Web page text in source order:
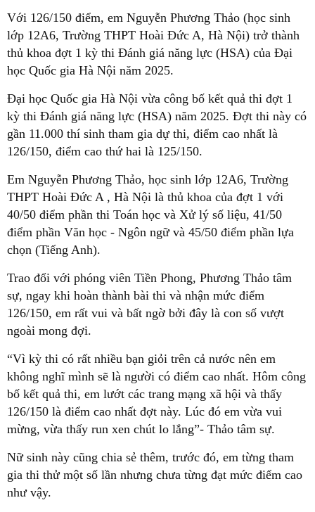
Với 126/150 điểm, em Nguyễn Phương Thảo (học sinh
lớp 12A6, Trường THPT Hoài Đức A, Hà Nội) trở thành
thủ khoa đợt 1 kỳ thi Đánh giá năng lực (HSA) của Đại
học Quốc gia Hà Nội năm 2025.
Đại học Quốc gia Hà Nội vừa công bố kết quả thi đợt 1
kỳ thi Đánh giá năng lực (HSA) năm 2025. Đợt thi này có
gần 11.000 thí sinh tham gia dự thi, điểm cao nhất là
126/150, điểm cao thứ hai là 125/150.
Em Nguyễn Phương Thảo, học sinh lớp 12A6, Trường
THPT Hoài Đức A , Hà Nội là thủ khoa của đợt 1 với
40/50 điểm phần thi Toán học và Xử lý số liệu, 41/50
điểm phần Văn học - Ngôn ngữ và 45/50 điểm phần lựa
chọn (Tiếng Anh).
Trao đổi với phóng viên Tiền Phong, Phương Thảo tâm
sự, ngay khi hoàn thành bài thi và nhận mức điểm
126/150, em rất vui và bất ngờ bởi đây là con số vượt
ngoài mong đợi.
“Vì kỳ thi có rất nhiều bạn giỏi trên cả nước nên em
không nghĩ mình sẽ là người có điểm cao nhất. Hôm công
bố kết quả thi, em lướt các trang mạng xã hội và thấy
126/150 là điểm cao nhất đợt này. Lúc đó em vừa vui
mừng, vừa thấy run xen chút lo lắng”- Thảo tâm sự.
Nữ sinh này cũng chia sẻ thêm, trước đó, em từng tham
gia thi thử một số lần nhưng chưa từng đạt mức điểm cao
như vậy.